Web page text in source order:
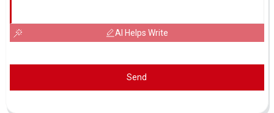
AI Helps Write
Send